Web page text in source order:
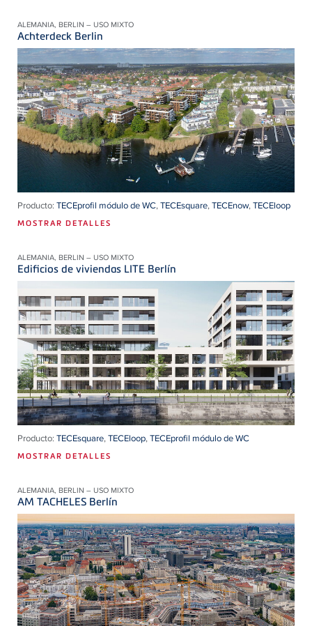
ALEMANIA, BERLIN – USO MIXTO
Achterdeck Berlin
Producto: TECEprofil módulo de WC,TECEsquare,TECEnow,TECEloop
MOSTRAR DETALLES
ALEMANIA, BERLIN – USO MIXTO
Edificios de viviendas LITE Berlín
Producto: TECEsquare,TECEloop,TECEprofil módulo de WC
MOSTRAR DETALLES
ALEMANIA, BERLIN – USO MIXTO
AM TACHELES Berlín